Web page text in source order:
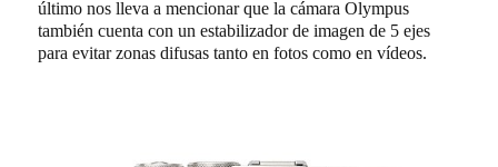
último nos lleva a mencionar que la cámara Olympus
también cuenta con un estabilizador de imagen de 5 ejes
para evitar zonas difusas tanto en fotos como en vídeos.